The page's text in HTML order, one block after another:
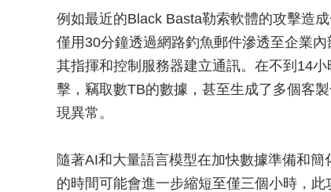
例如最近的Black Basta勒索軟體的攻擊造
僅用30分鐘透過網路釣魚郵件滲透至企業
其指揮和控制服務器建立通訊。在不到14
擊，竊取數TB的數據，甚至生成了多個客
現異常。
隨著AI和大量語言模型在加快數據準備和
的時間可能會進一步縮短至僅三個小時，